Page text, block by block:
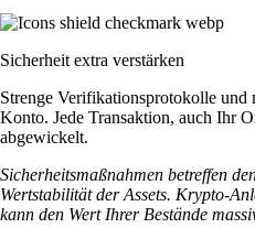
Sicherheit extra verstärken
Strenge Verifikationsprotokolle und
Konto. Jede Transaktion, auch Ihr
abgewickelt.
Sicherheitsmaßnahmen betreffen
Wertstabilität der Assets. Krypto-
kann den Wert Ihrer Bestände